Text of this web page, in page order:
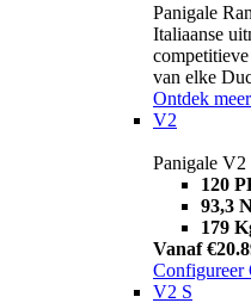
Panigale
Italiaanse
van elke
Ontdek meer
V2
Panigale V2
120
93,3
179
Vanaf
Configureer
V2 S